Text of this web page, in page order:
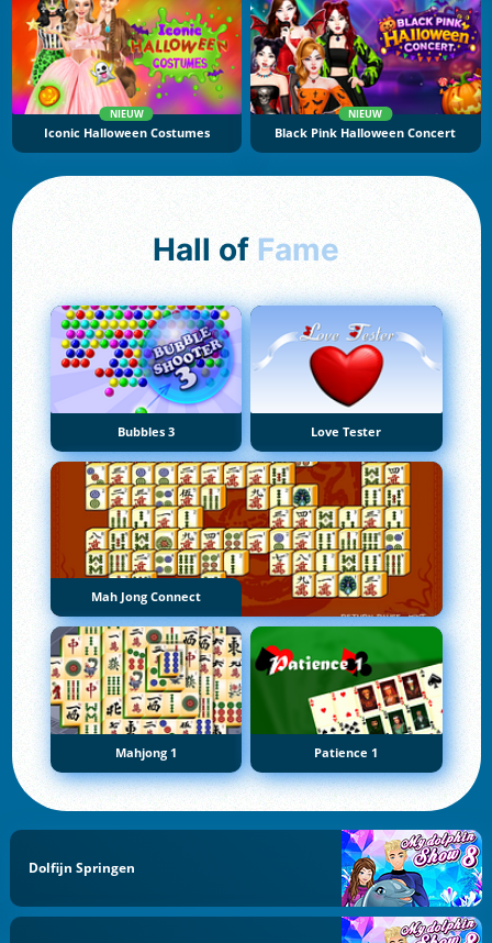
NIEUW
Iconic Halloween Costumes
NIEUW
Black Pink Halloween Concert
Hall of Fame
Bubbles 3 Love Tester
Mah Jong Connect
Mahjong 1 Patience 1
Dolfijn Springen